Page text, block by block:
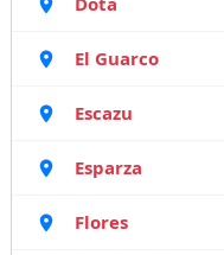
El Guarco
Escazu
Esparza
Flores